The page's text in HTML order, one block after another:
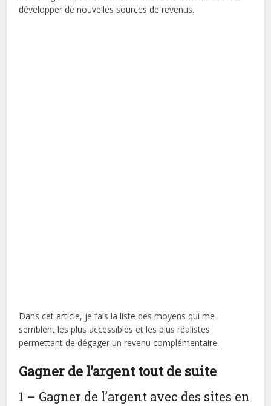
développer de nouvelles sources de revenus.
Dans cet article, je fais la liste des moyens qui me
semblent les plus accessibles et les plus réalistes
permettant de dégager un revenu complémentaire.
Gagner de l’argent tout de suite
1 – Gagner de l’argent avec des sites en